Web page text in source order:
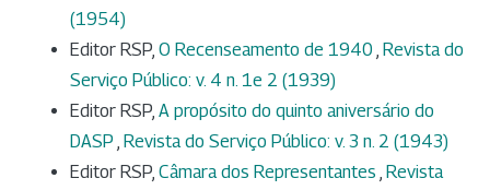
(1954)
Editor RSP, O Recenseamento de 1940 , Revista do
Serviço Público: v. 4 n. 1e 2 (1939)
Editor RSP, A propósito do quinto aniversário do
DASP , Revista do Serviço Público: v. 3 n. 2 (1943)
Editor RSP, Câmara dos Representantes , Revista